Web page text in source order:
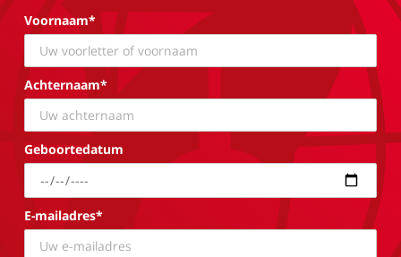
Voornaam*
Achternaam*
Geboortedatum
E-mailadres*